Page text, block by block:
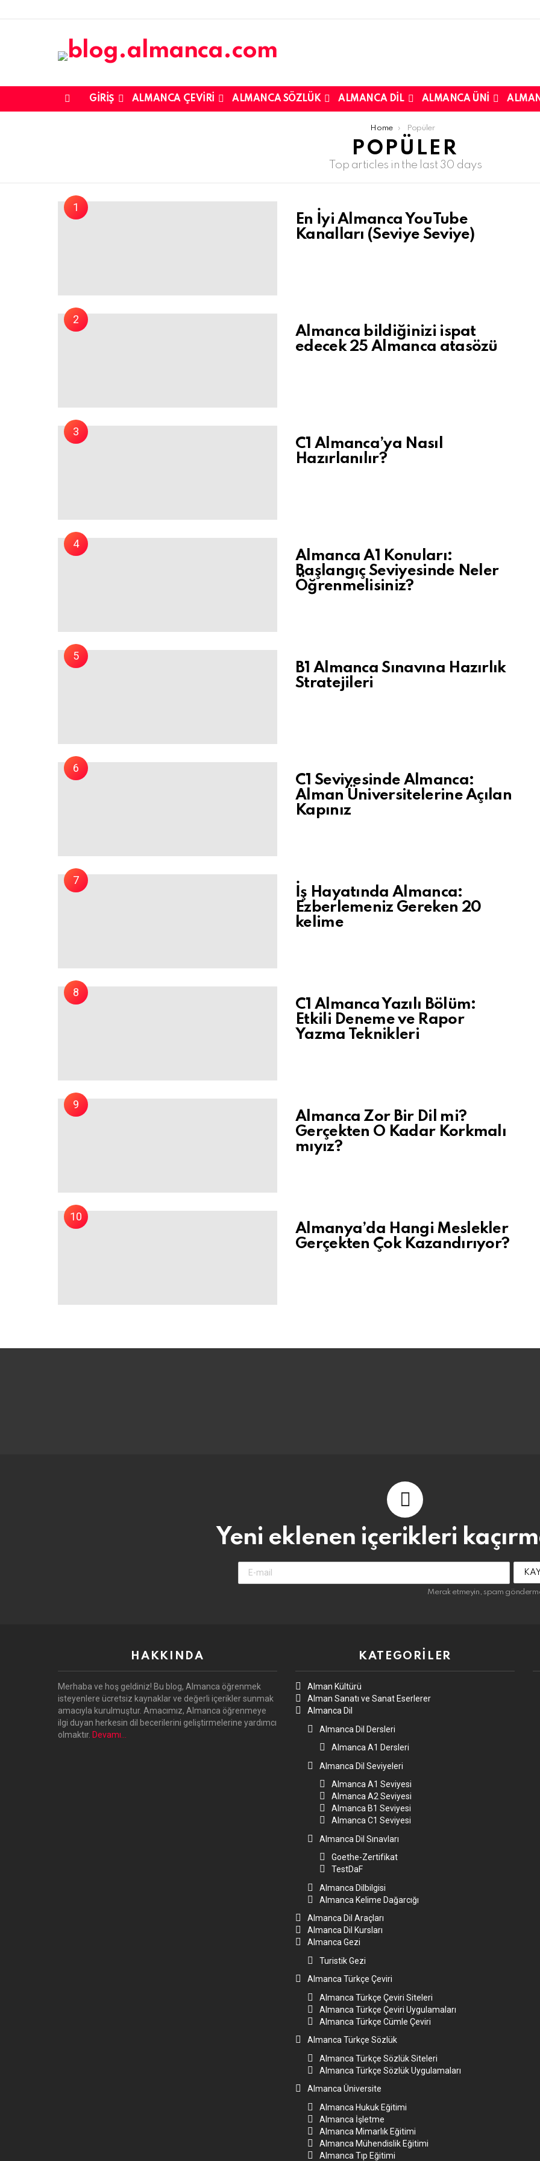
GIRIŞ ALMANCA ÇEVIRI ALMANCA SÖZLÜK ALMANCA DIL ALMANCA ÜNI
Home Popüler
POPÜLER
Top articles in the last 30 days
En İyi Almanca YouTube
Kanalları (Seviye Seviye)
Almanca bildiğinizi ispat
edecek 25 Almanca atasözü
C1 Almanca’ya Nasıl
Hazırlanılır?
Almanca A1 Konuları:
Başlangıç Seviyesinde Neler
Öğrenmelisiniz?
B1 Almanca Sınavına Hazırlık
Stratejileri
C1 Seviyesinde Almanca:
Alman Üniversitelerine Açılan
Kapınız
İş Hayatında Almanca:
Ezberlemeniz Gereken 20
kelime
C1 Almanca Yazılı Bölüm:
Etkili Deneme ve Rapor
Yazma Teknikleri
Almanca Zor Bir Dil mi?
Gerçekten O Kadar Korkmalı
mıyız?
Almanya’da Hangi Meslekler
Gerçekten Çok Kazandırıyor?
Yeni eklenen içerikleri
Mail-
Adresin:
Merak etmeyin, spam
HAKKINDA
Merhaba ve hoş geldiniz! Bu blog, Almanca öğrenmek
isteyenlere ücretsiz kaynaklar ve değerli içerikler sunmak
amacıyla kurulmuştur. Amacımız, Almanca öğrenmeye
ilgi duyan herkesin dil becerilerini geliştirmelerine yardımcı
olmaktır. Devamı…
KATEGORILER
Alman Kültürü
Alman Sanatı ve Sanat Eserlerer
Almanca Dil
Almanca Dil Dersleri
Almanca A1 Dersleri
Almanca Dil Seviyeleri
Almanca A1 Seviyesi
Almanca A2 Seviyesi
Almanca B1 Seviyesi
Almanca C1 Seviyesi
Almanca Dil Sınavları
Goethe-Zertifikat
TestDaF
Almanca Dilbilgisi
Almanca Kelime Dağarcığı
Almanca Dil Araçları
Almanca Dil Kursları
Almanca Gezi
Turistik Gezi
Almanca Türkçe Çeviri
Almanca Türkçe Çeviri Siteleri
Almanca Türkçe Çeviri Uygulamaları
Almanca Türkçe Cümle Çeviri
Almanca Türkçe Sözlük
Almanca Türkçe Sözlük Siteleri
Almanca Türkçe Sözlük Uygulamaları
Almanca Üniversite
Almanca Hukuk Eğitimi
Almanca İşletme
Almanca Mimarlık Eğitimi
Almanca Mühendislik Eğitimi
Almanca Tıp Eğitimi